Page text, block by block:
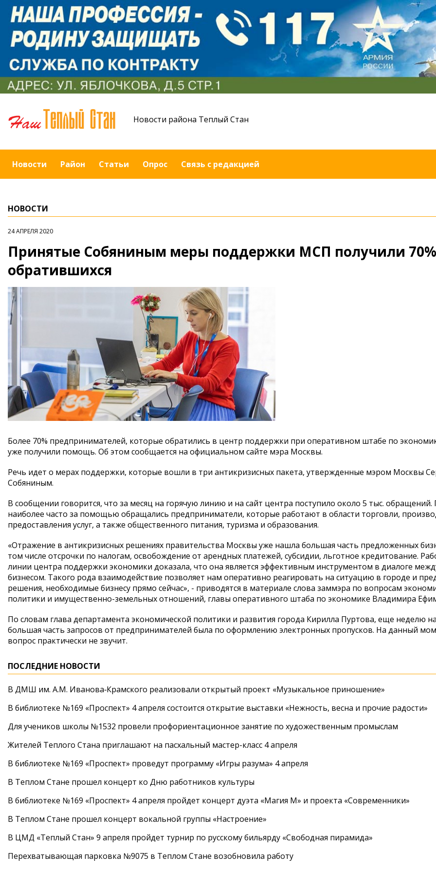
Новости района Теплый Стан
Новости Район Статьи Опрос Связь с редакцией
НОВОСТИ
24 АПРЕЛЯ 2020
Принятые Собяниным меры поддержки МСП получили 70%
обратившихся
Более 70% предпринимателей, которые обратились в центр поддержки при оперативном штабе по
уже получили помощь. Об этом сообщается на официальном сайте мэра Москвы.
Речь идет о мерах поддержки, которые вошли в три антикризисных пакета, утвержденные мэром Москвы
Собяниным.
В сообщении говорится, что за месяц на горячую линию и на сайт центра поступило около 5 тыс.
наиболее часто за помощью обращались предприниматели, которые работают в области торговли,
предоставления услуг, а также общественного питания, туризма и образования.
«Отражение в антикризисных решениях правительства Москвы уже нашла большая часть предложенных
том числе отсрочки по налогам, освобождение от арендных платежей, субсидии, льготное кредитование.
линии центра поддержки экономики доказала, что она является эффективным инструментом в диалоге
бизнесом. Такого рода взаимодействие позволяет нам оперативно реагировать на ситуацию в городе и
решения, необходимые бизнесу прямо сейчас», - приводятся в материале слова заммэра по вопросам
политики и имущественно-земельных отношений, главы оперативного штаба по экономике Владимира
По словам глава департамента экономической политики и развития города Кирилла Пуртова, еще неделю
большая часть запросов от предпринимателей была по оформлению электронных пропусков. На данный
вопрос практически не звучит.
ПОСЛЕДНИЕ НОВОСТИ
В ДМШ им. А.М. Иванова‑Крамского реализовали открытый проект «Музыкальное приношение»
В библиотеке №169 «Проспект» 4 апреля состоится открытие выставки «Нежность, весна и прочие радости»
Для учеников школы №1532 провели профориентационное занятие по художественным промыслам
Жителей Теплого Стана приглашают на пасхальный мастер-класс 4 апреля
В библиотеке №169 «Проспект» проведут программу «Игры разума» 4 апреля
В Теплом Стане прошел концерт ко Дню работников культуры
В библиотеке №169 «Проспект» 4 апреля пройдет концерт дуэта «Магия М» и проекта «Современники»
В Теплом Стане прошел концерт вокальной группы «Настроение»
В ЦМД «Теплый Стан» 9 апреля пройдет турнир по русскому бильярду «Свободная пирамида»
Перехватывающая парковка №9075 в Теплом Стане возобновила работу